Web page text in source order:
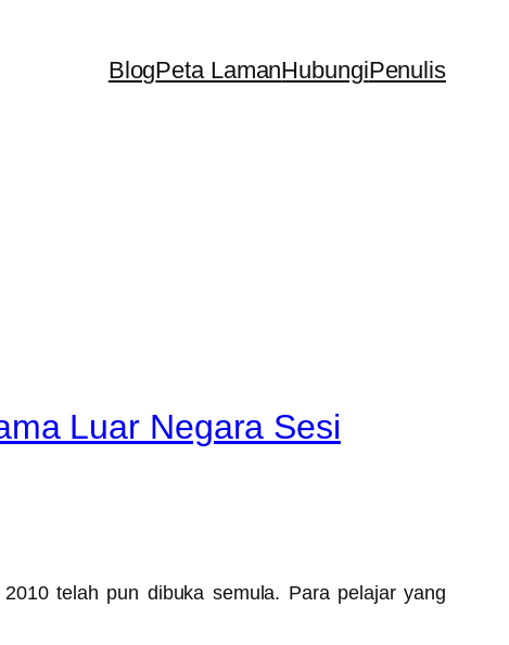
BlogPeta LamanHubungiPenulis
Luar Negara Sesi
telah pun dibuka semula. Para pelajar yang